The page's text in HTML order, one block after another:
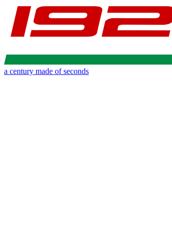
a century made of seconds